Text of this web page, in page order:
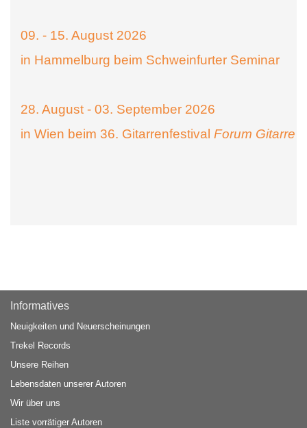
09. - 15. August 2026
in Hammelburg beim Schweinfurter Seminar
28. August - 03. September 2026
in Wien beim 36. Gitarrenfestival Forum Gitarre
Informatives
Neuigkeiten und Neuerscheinungen
Trekel Records
Unsere Reihen
Lebensdaten unserer Autoren
Wir über uns
Liste vorrätiger Autoren